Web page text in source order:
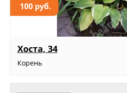
100 руб.
Хоста, 34
Корень